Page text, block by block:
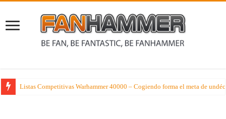
Listas Competitivas Warhammer 40000 – Cogiendo forma el meta de